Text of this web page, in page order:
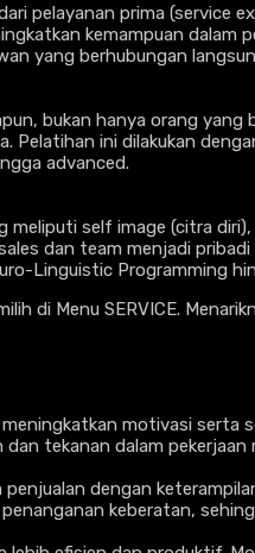
pelayanan prima (service
kemampuan dalam
yang berhubungan
bukan hanya orang yang
Pelatihan ini dilakukan
advanced.
self image (citra
dan team menjadi
Linguistic Programming
di Menu SERVICE.
motivasi serta
tekanan dalam
dengan
keberatan,